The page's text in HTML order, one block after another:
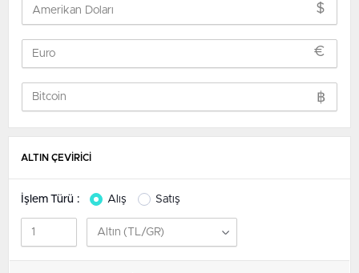
$
€
฿
ALTIN ÇEVİRİCİ
İşlem Türü : Alış Satış